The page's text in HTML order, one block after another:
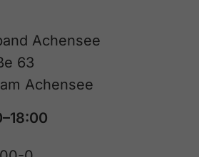
Achensee
63
Achensee